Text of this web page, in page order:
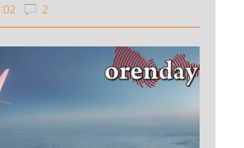
2